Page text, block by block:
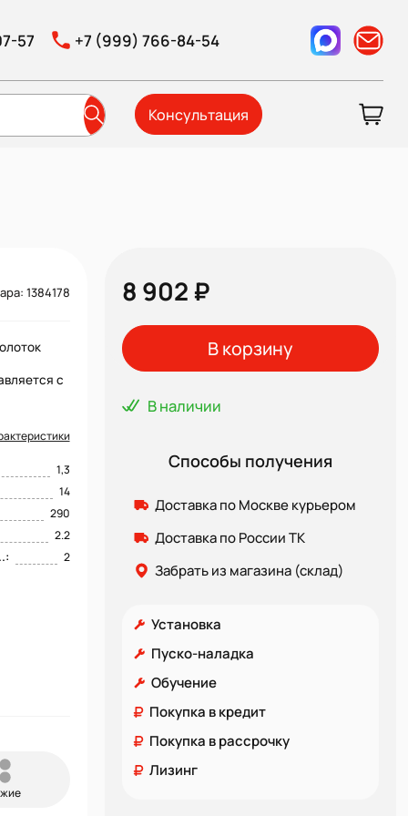
57 +7 (999) 766-84-54
Консультация
1384178
с
1,3
14
290
2.2
2
8 902 ₽
В корзину
В наличии
Способы получения
Доставка по Москве курьером
Доставка по России ТК
Забрать из магазина (склад)
Установка
Пуско-наладка
Обучение
Покупка в кредит
Покупка в рассрочку
Лизинг